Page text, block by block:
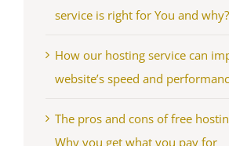
service is right for You and why?
How our hosting service can
website’s speed and
The pros and cons of free
Why you get what you pay for